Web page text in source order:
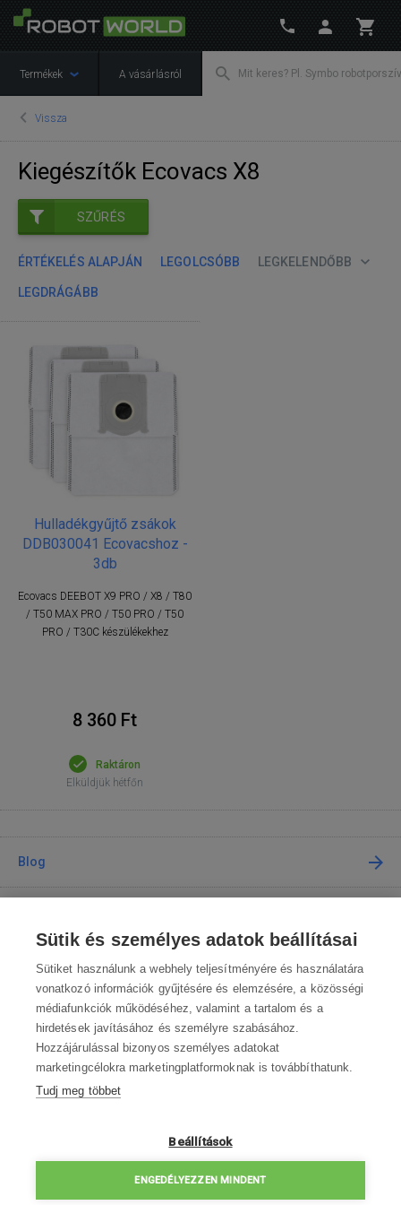
Termékek A vásárlásról
Vissza
Kiegészítők Ecovacs X8
SZŰRÉS
ÉRTÉKELÉS ALAPJÁN LEGOLCSÓBB LEGKELENDŐBB
LEGDRÁGÁBB
Hulladékgyűjtő zsákok
DDB030041 Ecovacshoz -
3db
Ecovacs DEEBOT X9 PRO / X8 / T80
/ T50 MAX PRO / T50 PRO / T50
PRO / T30C készülékekhez
8 360 Ft
Raktáron
Elküldjük hétfőn
Blog
A vásárlásról
Kapcsolat
Lépjen kapcsolatba velünk
Hé-Pé 8:00—16:30
Sütik és személyes adatok beállításai
Sütiket használunk a webhely teljesítményére és használatára
vonatkozó információk gyűjtésére és elemzésére, a közösségi
médiafunkciók működéséhez, valamint a tartalom és a
hirdetések javításához és személyre szabásához.
Hozzájárulással bizonyos személyes adatokat
marketingcélokra marketingplatformoknak is továbbíthatunk.
Tudj meg többet
Beállítások
ENGEDÉLYEZZEN MINDENT